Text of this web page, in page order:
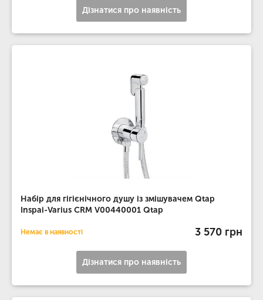
Дізнатися про наявність
Набір для гігієнічного душу із змішувачем Qtap
Inspai-Varius CRM V00440001 Qtap
Немає в наявності 3 570 грн
Дізнатися про наявність